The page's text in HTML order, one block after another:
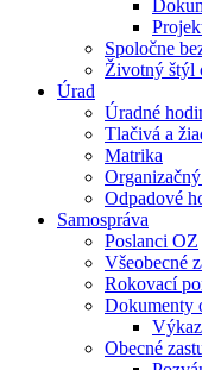
Spoločne
Životný štýl
Úrad
Úradné
Tlačivá a
Matrika
Odpadové
Samospráva
Poslanci OZ
Všeobecné
Rokovací
Dokumenty
Obecné